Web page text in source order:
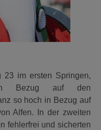
23 im ersten Springen,
Bezug auf den
so hoch in Bezug auf
Alfen. In der zweiten
fehlerfrei und sicherten